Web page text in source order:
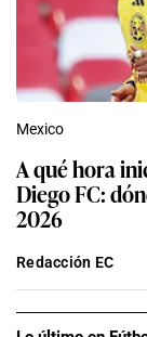
Mexico
A qué hora
Diego FC:
2026
Redacción EC